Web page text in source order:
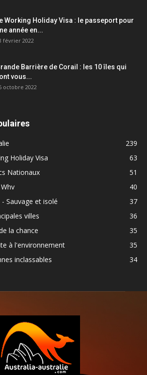
Working Holiday Visa : le passeport pour
année en...
février 2022
Barrière de Corail : les 10 îles qui
vous...
octobre 2022
239
Holiday Visa
63
Nationaux
51
40
Sauvage et isolé
37
villes
36
la chance
35
à l'environnement
35
inclassables
34